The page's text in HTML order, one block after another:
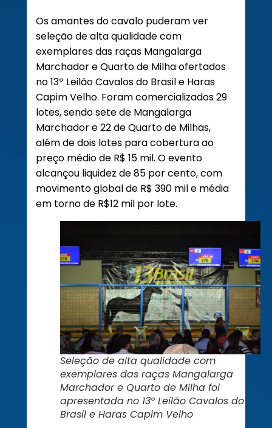
Os amantes do cavalo puderam ver
seleção de alta qualidade com
exemplares das raças Mangalarga
Marchador e Quarto de Milha ofertados
no 13º Leilão Cavalos do Brasil e Haras
Capim Velho. Foram comercializados 29
lotes, sendo sete de Mangalarga
Marchador e 22 de Quarto de Milhas,
além de dois lotes para cobertura ao
preço médio de R$ 15 mil. O evento
alcançou liquidez de 85 por cento, com
movimento global de R$ 390 mil e média
em torno de R$12 mil por lote.
Seleção de alta qualidade com
exemplares das raças Mangalarga
Marchador e Quarto de Milha foi
apresentada no 13º Leilão Cavalos do
Brasil e Haras Capim Velho